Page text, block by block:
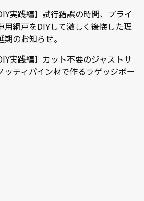
実践編】試行錯誤の時間、プライ
網戸をDIYして激しく後悔した理
のお知らせ。
実践編】カット不要のジャストサ
ティパイン材で作るラゲッジボー